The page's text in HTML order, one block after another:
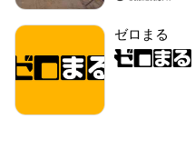
ゼロまる